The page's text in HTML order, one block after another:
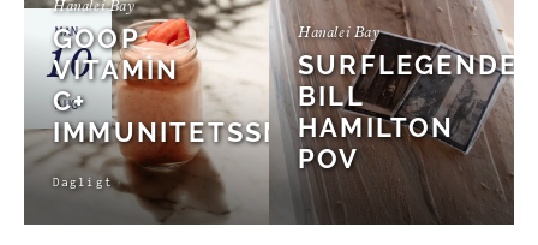
MAN
10
AUG
Hanalei Bay
GOOP
VITAMIN
C+
IMMUNITETSSMOOTHIE
Dagligt
Hanalei Bay
BILL
HAMILTON
POV